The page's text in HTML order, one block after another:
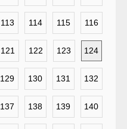
113 114 115 116
121 122 123 124
129 130 131 132
137 138 139 140